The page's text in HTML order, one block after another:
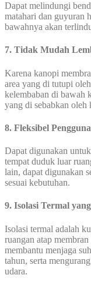
Dapat melindungi
matahari dan guyuran
bawahnya akan
7. Tidak Mudah
Karena kanopi
area yang di tutupi
kelembaban di bawah
yang di sebabkan oleh
8. Fleksibel
Dapat digunakan
tempat duduk luar
lain, dapat digunakan
sesuai kebutuhan.
9. Isolasi Termal
Isolasi termal adalah
ruangan atap
membantu menjaga
tahun, serta
udara.